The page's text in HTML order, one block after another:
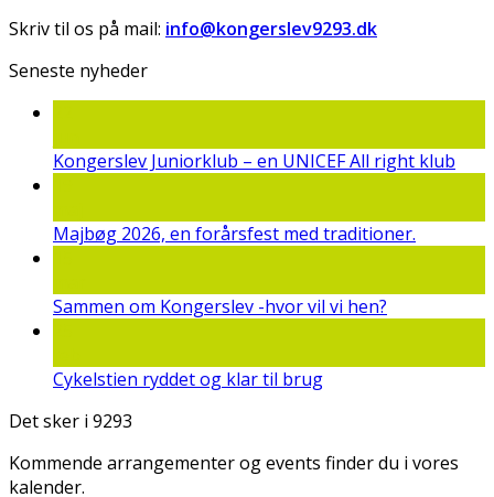
Skriv til os på mail: info@kongerslev9293.dk
Seneste nyheder
Kongerslev Juniorklub – en UNICEF All right klub
Majbøg 2026, en forårsfest med traditioner.
Sammen om Kongerslev -hvor vil vi hen?
Cykelstien ryddet og klar til brug
Det sker i 9293
Kommende arrangementer og events finder du i vores
kalender.